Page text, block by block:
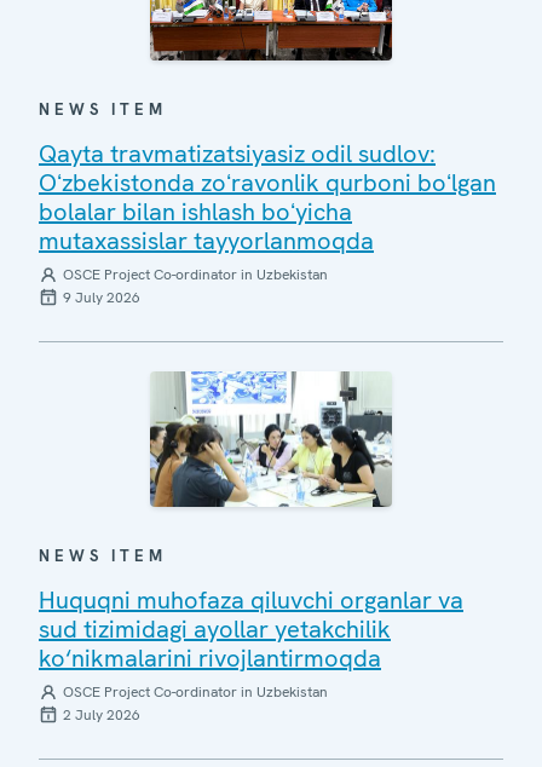
NEWS ITEM
Qayta travmatizatsiyasiz odil sudlov:
Oʻzbekistonda zoʻravonlik qurboni boʻlgan
bolalar bilan ishlash boʻyicha
mutaxassislar tayyorlanmoqda
OSCE Project Co-ordinator in Uzbekistan
9 July 2026
NEWS ITEM
Huquqni muhofaza qiluvchi organlar va
sud tizimidagi ayollar yetakchilik
ko‘nikmalarini rivojlantirmoqda
OSCE Project Co-ordinator in Uzbekistan
2 July 2026